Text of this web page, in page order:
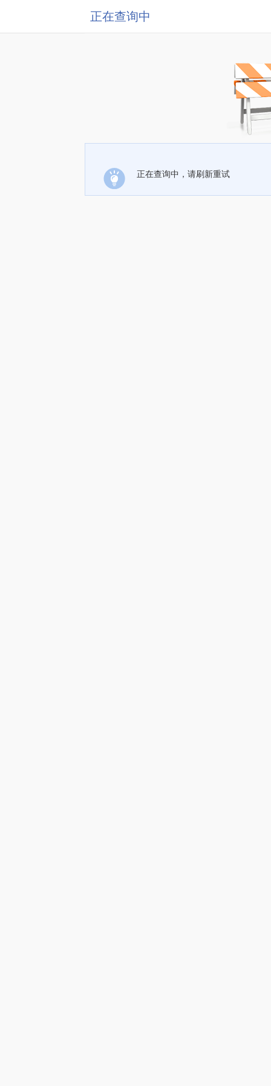
正在查询中
正在查询中，请刷新重试